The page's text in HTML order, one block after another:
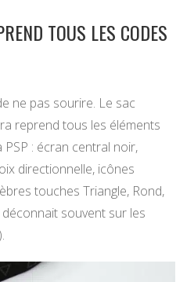
TOUS LES CODES
ne pas sourire. Le sac
reprend tous les éléments
: écran central noir,
directionnelle, icônes
touches Triangle, Rond,
souvent sur les